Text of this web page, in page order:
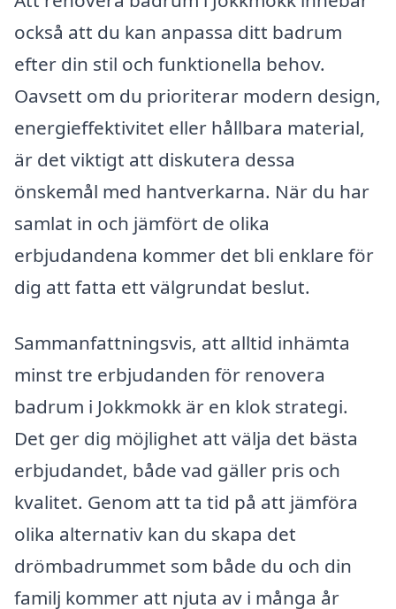
också att du kan anpassa ditt badrum
efter din stil och funktionella behov.
Oavsett om du prioriterar modern design,
energieffektivitet eller hållbara material,
är det viktigt att diskutera dessa
önskemål med hantverkarna. När du har
samlat in och jämfört de olika
erbjudandena kommer det bli enklare för
dig att fatta ett välgrundat beslut.
Sammanfattningsvis, att alltid inhämta
minst tre erbjudanden för renovera
badrum i Jokkmokk är en klok strategi.
Det ger dig möjlighet att välja det bästa
erbjudandet, både vad gäller pris och
kvalitet. Genom att ta tid på att jämföra
olika alternativ kan du skapa det
drömbadrummet som både du och din
familj kommer att njuta av i många år